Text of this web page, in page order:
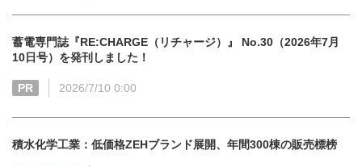
蓄電専門誌『RE:CHARGE（リチャージ）』 No.30（2026年7月
10日号）を発刊しました！
PR 2026/7/10 0:00
積水化学工業：低価格ZEHブランド展開、年間300棟の販売標榜